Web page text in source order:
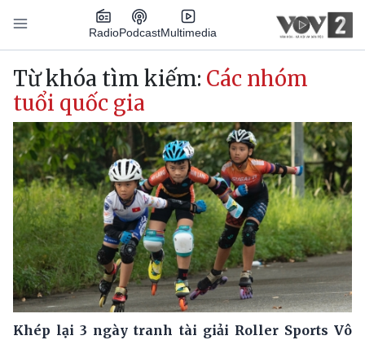
Nhảy đến nội dung
RadioPodcastMultimedia
Main navigation
Từ khóa tìm kiếm: Các nhóm
tuổi quốc gia
Khép lại 3 ngày tranh tài giải Roller Sports Vô